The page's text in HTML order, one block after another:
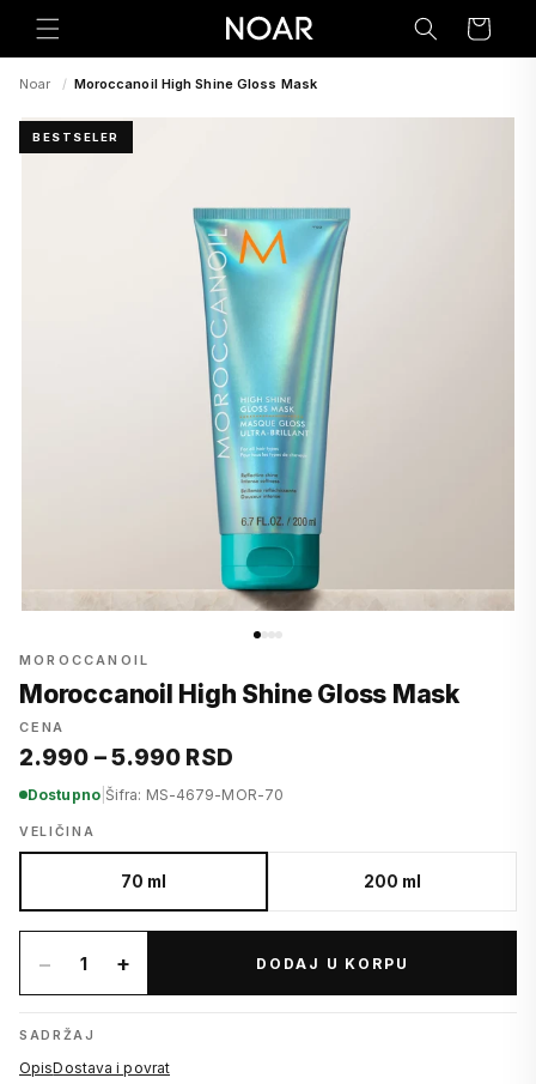
na
Korpa
Noar / Moroccanoil High Shine Gloss Mask
BESTSELER
MOROCCANOIL
Moroccanoil High Shine Gloss Mask
CENA
2.990 – 5.990 RSD
Dostupno| Šifra: MS-4679-MOR-70
VELIČINA
70 ml 200 ml
− 1 + DODAJ U KORPU
SADRŽAJ
OpisDostava i povrat